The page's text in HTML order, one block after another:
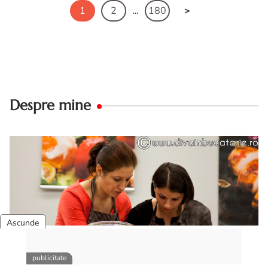
1 2 … 180
Despre mine